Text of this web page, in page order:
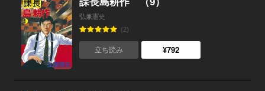
弘兼憲史
(2)
立ち読み ¥792